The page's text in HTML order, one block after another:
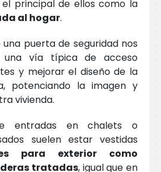
principal de ellos como la
al hogar.
una puerta de seguridad nos
una vía típica de acceso
y mejorar el diseño de la
potenciando la imagen y
vivienda.
entradas en chalets o
suelen estar vestidas
para exterior como
tratadas, igual que en